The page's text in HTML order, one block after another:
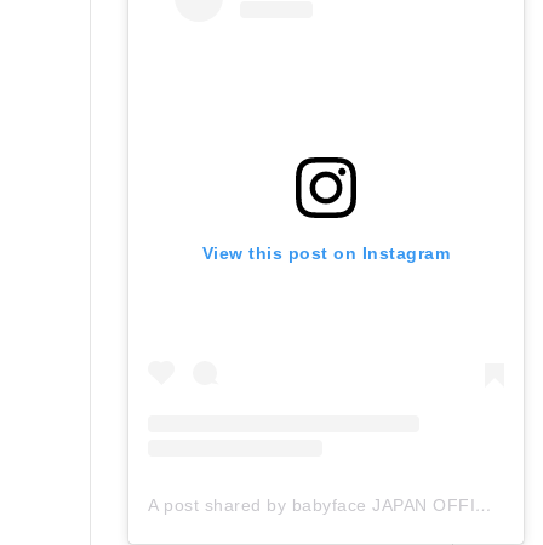
View this post on Instagram
A post shared by babyface JAPAN OFFICIAL (@babyface_japan)